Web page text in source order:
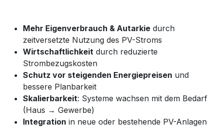
Mehr Eigenverbrauch & Autarkie durch
zeitversetzte Nutzung des PV-Stroms
Wirtschaftlichkeit durch reduzierte
Strombezugskosten
Schutz vor steigenden Energiepreisen und
bessere Planbarkeit
Skalierbarkeit: Systeme wachsen mit dem Bedarf
(Haus → Gewerbe)
Integration in neue oder bestehende PV-Anlagen